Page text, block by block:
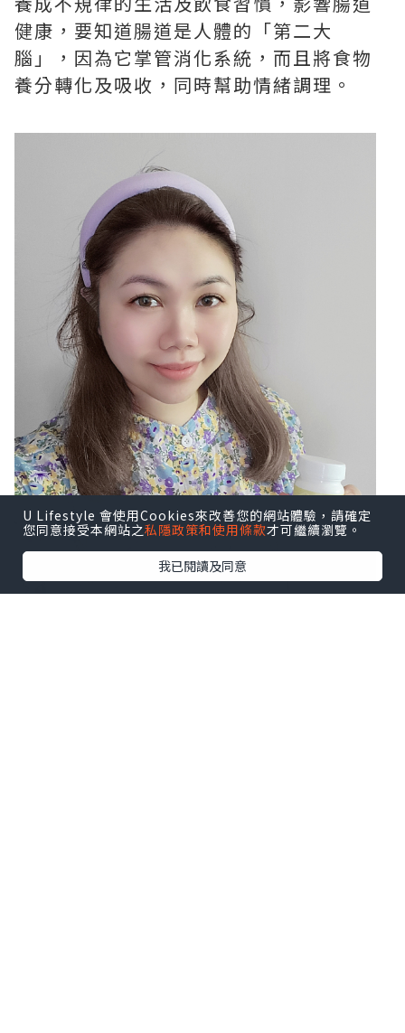
健康，要知道腸道是人體的「第二大
腦」，因為它掌管消化系統，而且將食物
養分轉化及吸收，同時幫助情緒調理。
U Lifestyle 會使用Cookies來改善您的網站體驗，請確定
您同意接受本網站之私隱政策和使用條款才可繼續瀏覽。
我已閱讀及同意